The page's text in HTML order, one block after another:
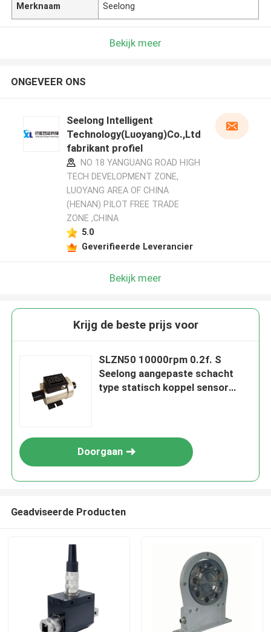
Thuis
Merknaam Seelong
Bekijk meer
ONGEVEER ONS
Seelong Intelligent
Technology(Luoyang)Co.,Ltd
fabrikant profiel
NO 18 YANGUANG ROAD HIGH
TECH DEVELOPMENT ZONE,
LUOYANG AREA OF CHINA
(HENAN) PILOT FREE TRADE
ZONE ,CHINA
5.0
Geverifieerde Leverancier
Bekijk meer
Krijg de beste prijs voor
SLZN50 10000rpm 0.2f. S
Seelong aangepaste schacht
type statisch koppel sensor
Doorgaan
Geadviseerde Producten